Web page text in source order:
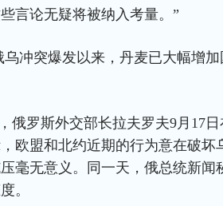
言论无疑将被纳入考量。”
乌冲突爆发以来，丹麦已大幅增
俄罗斯外交部长拉夫罗夫9月17
欧盟和北约近期的行为意在破坏
毫无意义。同一天，俄总统新闻
。